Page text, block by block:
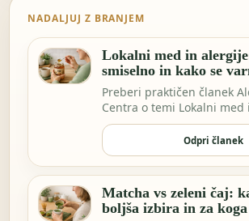
NADALJUJ Z BRANJEM
Lokalni med in
smiselno in kako se
Preberi praktičen članek
Centra o temi Lokalni
je smisel…
Odpri članek
Matcha vs zeleni čaj:
boljša izbira in za koga